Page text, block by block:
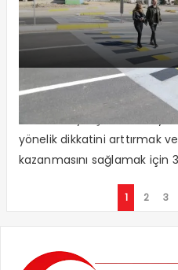
3 boyutlu yaya
Kocaeli Büyükşehir
yönelik dikkatini arttırmak
kazanmasını sağlamak için
1 2 3